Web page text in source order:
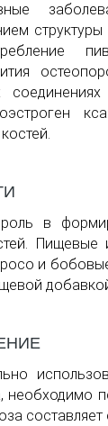
в
Пищевые
и
необходимо
составляет